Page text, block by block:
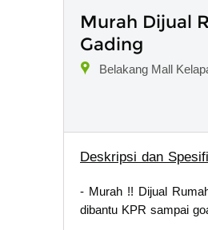
Murah Dijual
Gading
Belakang Mall
Deskripsi dan
- Murah !! Dijual
dibantu KPR sampai